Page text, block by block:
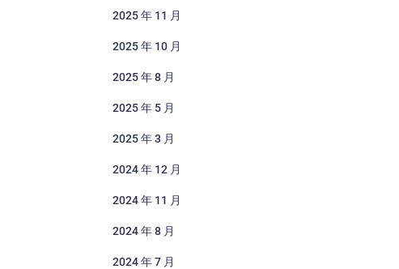
2025 年 11 月
2025 年 10 月
2025 年 8 月
2025 年 5 月
2025 年 3 月
2024 年 12 月
2024 年 11 月
2024 年 8 月
2024 年 7 月